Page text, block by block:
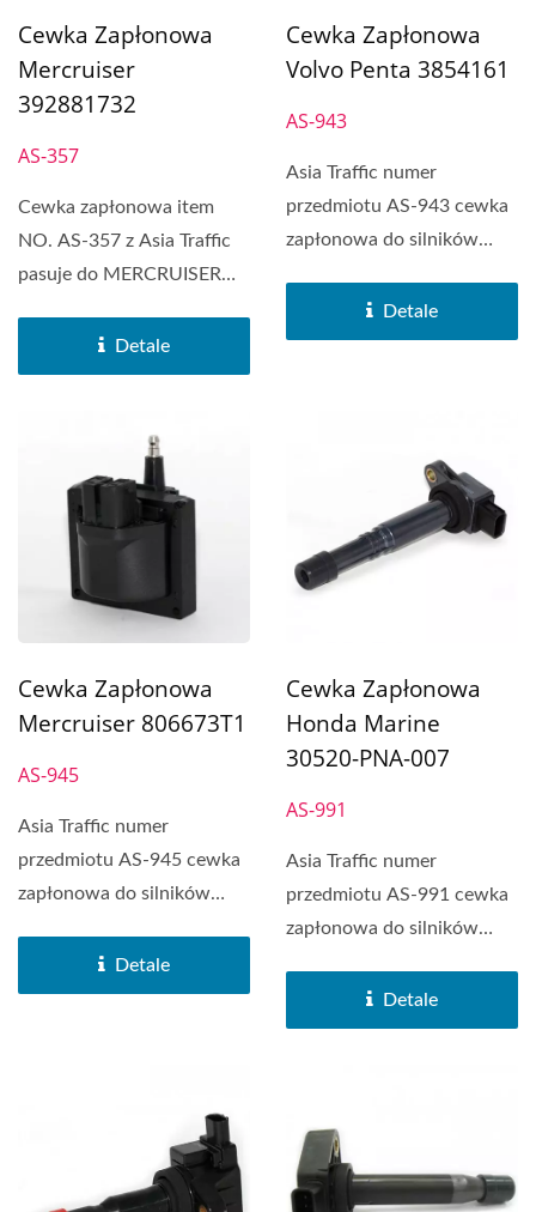
Cewka Zapłonowa
Mercruiser
392881732
AS-357
Cewka zapłonowa item
NO. AS-357 z Asia Traffic
pasuje do MERCRUISER
PLEASURECRAFT...
Detale
Cewka Zapłonowa
Volvo Penta 3854161
AS-943
Asia Traffic numer
przedmiotu AS-943 cewka
zapłonowa do silników
Detale
Cewka Zapłonowa
Mercruiser 806673T1
AS-945
Asia Traffic numer
przedmiotu AS-945 cewka
zapłonowa do silników
MERCRUISER...
Detale
Cewka Zapłonowa
Honda Marine
30520-PNA-007
AS-991
Asia Traffic numer
przedmiotu AS-991 cewka
zapłonowa do silników
Detale